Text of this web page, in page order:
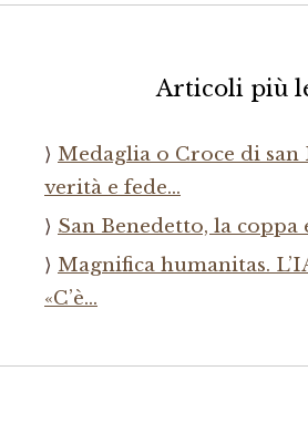
Articoli più
Medaglia o Croce di san
verità e fede…
San Benedetto, la coppa
Magnifica humanitas.
«C’è…